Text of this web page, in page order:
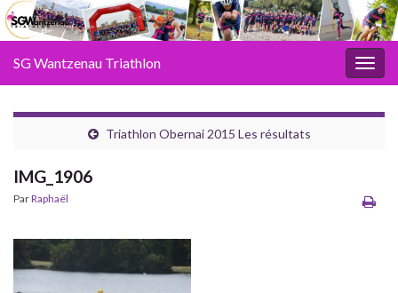
SG Wantzenau Triathlon
Triathlon Obernai 2015 Les résultats
IMG_1906
ParRaphaël